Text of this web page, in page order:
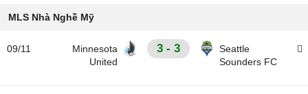
MLS Nhà Nghề Mỹ
09/11
Minnesota
United
3 - 3
Seattle
Sounders FC